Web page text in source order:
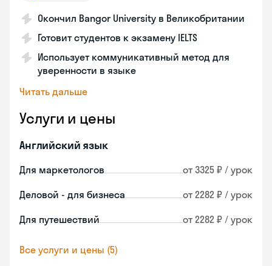
Окончил Bangor University в Великобритании
Готовит студентов к экзамену IELTS
Использует коммуникативный метод для
уверенности в языке
Читать дальше
Услуги и цены
Английский язык
Для маркетологов от 3325 ₽ / урок
Деловой - для бизнеса от 2282 ₽ / урок
Для путешествий от 2282 ₽ / урок
Все услуги и цены (5)